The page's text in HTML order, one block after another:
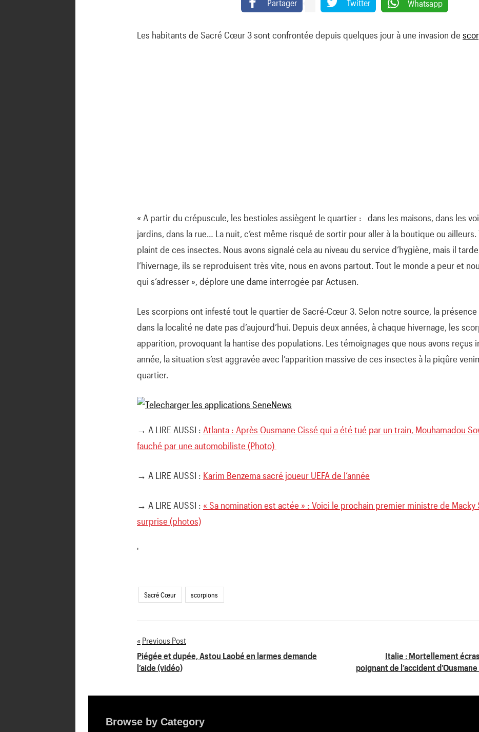
Partager Twitter Whatsapp
Les habitants de Sacré Cœur 3 sont confrontée depuis quelques jour à une invasion de
« A partir du crépuscule, les bestioles assiègent le quartier : dans les maisons, dans les
jardins, dans la rue… La nuit, c’est même risqué de sortir pour aller à la boutique ou ailleurs.
plaint de ces insectes. Nous avons signalé cela au niveau du service d’hygiène, mais il
l’hivernage, ils se reproduisent très vite, nous en avons partout. Tout le monde a peur et
qui s’adresser », déplore une dame interrogée par Actusen.
Les scorpions ont infesté tout le quartier de Sacré-Cœur 3. Selon notre source, la
dans la localité ne date pas d’aujourd’hui. Depuis deux années, à chaque hivernage, les
apparition, provoquant la hantise des populations. Les témoignages que nous avons reçus
année, la situation s’est aggravée avec l’apparition massive de ces insectes à la piqûre
quartier.
→ A LIRE AUSSI : Atlanta : Après Ousmane Cissé qui a été tué par un train, Mouhamadou
fauché par une automobiliste (Photo)
→ A LIRE AUSSI : Karim Benzema sacré joueur UEFA de l’année
→ A LIRE AUSSI : « Sa nomination est actée » : Voici le prochain premier ministre de Macky
surprise (photos)
'
Sacré Cœur scorpions
Navigation
de
l’article
Previous Post
Piégée et dupée, Astou Laobé en larmes demande
l’aide (vidéo)
Italie : Mortellement
poignant de l’accident
Browse by Category